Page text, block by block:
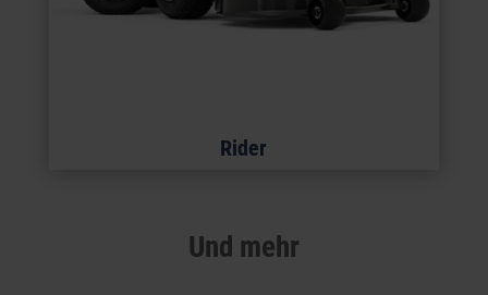
Rider
Und mehr